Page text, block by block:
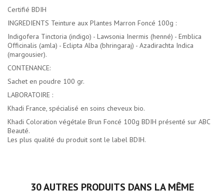
Certifié BDIH
INGREDIENTS Teinture aux Plantes Marron Foncé 100g :
Indigofera Tinctoria (indigo) - Lawsonia Inermis (henné) - Emblica
Officinalis (amla) - Eclipta Alba (bhringaraj) - Azadirachta Indica
(margousier).
CONTENANCE:
Sachet en poudre 100 gr.
LABORATOIRE :
Khadi France, spécialisé en soins cheveux bio.
Khadi Coloration végétale Brun Foncé 100g BDIH présenté sur ABC
Beauté.
Les plus qualité du produit sont le label BDIH.
30 AUTRES PRODUITS DANS LA MÊME